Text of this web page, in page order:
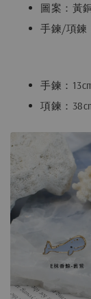
圖案：黃
手鍊/項鍊
手鍊：
項鍊：